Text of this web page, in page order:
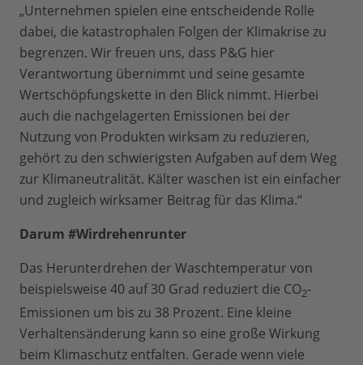
„Unternehmen spielen eine entscheidende Rolle
dabei, die katastrophalen Folgen der Klimakrise zu
begrenzen. Wir freuen uns, dass P&G hier
Verantwortung übernimmt und seine gesamte
Wertschöpfungskette in den Blick nimmt. Hierbei
auch die nachgelagerten Emissionen bei der
Nutzung von Produkten wirksam zu reduzieren,
gehört zu den schwierigsten Aufgaben auf dem Weg
zur Klimaneutralität. Kälter waschen ist ein einfacher
und zugleich wirksamer Beitrag für das Klima.“
Darum #Wirdrehenrunter
Das Herunterdrehen der Waschtemperatur von
beispielsweise 40 auf 30 Grad reduziert die CO2-
Emissionen um bis zu 38 Prozent. Eine kleine
Verhaltensänderung kann so eine große Wirkung
beim Klimaschutz entfalten. Gerade wenn viele